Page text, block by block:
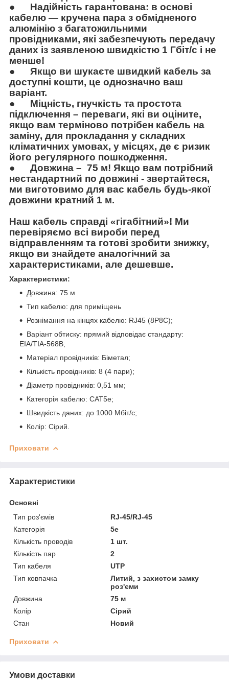
●
Надійність гарантована: в основі
кабелю — кручена пара з обмідненого
алюмінію з багатожильними
провідниками, які забезпечують передачу
даних із заявленою швидкістю 1 Гбіт/с і не
менше!
●
Якщо ви шукаєте швидкий кабель за
доступні кошти, це однозначно ваш
варіант.
●
Міцність, гнучкість та простота
підключення – переваги, які ви оціните,
якщо вам терміново потрібен кабель на
заміну, для прокладання у складних
кліматичних умовах, у місцях, де є ризик
його регулярного пошкодження.
●
Довжина – 75 м! Якщо вам потрібний
нестандартний по довжині - звертайтеся,
ми виготовимо для вас кабель будь-якої
довжини кратний 1 м.
Наш кабель справді «гігабітний»! Ми
перевіряємо всі вироби перед
відправленням та готові зробити знижку,
якщо ви знайдете аналогічний за
характеристиками, але дешевше.
Характеристики:
Довжина: 75 м
Тип кабелю: для приміщень
Рознімання на кінцях кабелю: RJ45 (8P8C);
Варіант обтиску: прямий відповідає стандарту:
EIA/TIA-568B;
Матеріал провідників: Біметал;
Кількість провідників: 8 (4 пари);
Діаметр провідників: 0,51 мм;
Категорія кабелю: CAT5e;
Швидкість даних: до 1000 Мбіт/с;
Колір: Сірий.
Приховати
Характеристики
Основні
Тип роз'ємів
RJ-45/RJ-45
Категорія
5e
Кількість проводів
1 шт.
Кількість пар
2
Тип кабеля
UTP
Тип ковпачка
Литий, з захистом замку
роз'єми
Довжина
75 м
Колір
Сірий
Стан
Новий
Приховати
Умови доставки